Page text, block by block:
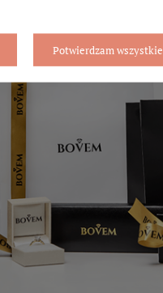
Potwierdzam wszystkie